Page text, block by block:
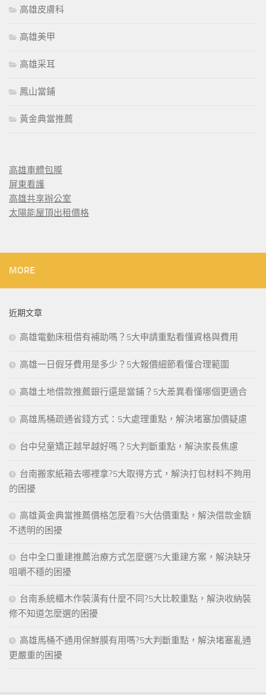
高雄皮膚科
高雄美甲
高雄采耳
鳳山當鋪
黃金典當推薦
高雄車體包膜
屏東看護
高雄共享辦公室
太陽能屋頂出租價格
MORE
近期文章
高雄電動床租借有補助嗎？5大申請重點看懂資格與費用
高雄一日假牙費用是多少？5大報價細節看懂合理範圍
高雄土地借款推薦銀行還是當鋪？5大差異看懂哪個更適合
高雄馬桶疏通省錢方式：5大處理重點，解決堵塞加價疑慮
台中兒童矯正越早越好嗎？5大判斷重點，解決家長焦慮
台南搬家紙箱去哪裡拿?5大取得方式，解決打包材料不夠用
的困擾
高雄黃金典當推薦價格怎麼看?5大估價重點，解決借款金額
不透明的困擾
台中全口重建推薦治療方式怎麼選?5大重建方案，解決缺牙
咀嚼不穩的困擾
台南系統櫃木作裝潢有什麼不同?5大比較重點，解決收納裝
修不知道怎麼選的困擾
高雄馬桶不通用保鮮膜有用嗎?5大判斷重點，解決堵塞亂通
更嚴重的困擾